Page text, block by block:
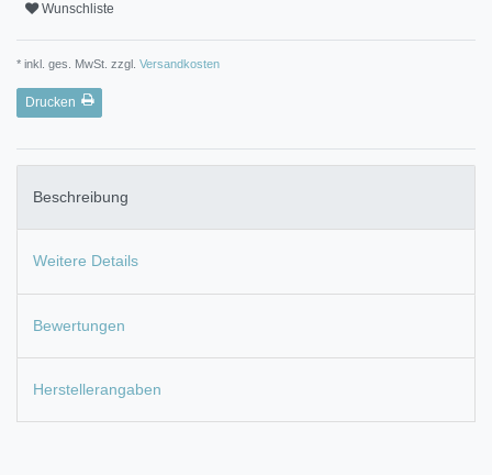
Wunschliste
* inkl. ges. MwSt. zzgl. Versandkosten
Drucken
Beschreibung
Weitere Details
Bewertungen
Herstellerangaben